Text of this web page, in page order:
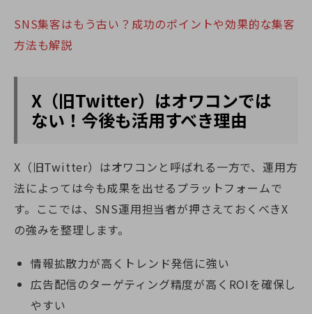
SNS集客はもう古い？成功のポイントや効果的な集客
方法も解説
X（旧Twitter）はオワコンでは
ない！今後も活用すべき理由
X（旧Twitter）はオワコンと呼ばれる一方で、運用方
法によっては今も成果を出せるプラットフォームで
す。ここでは、SNS運用担当者が押さえておくべきX
の強みを整理します。
情報拡散力が高くトレンド発信に強い
広告配信のターゲティング精度が高くROIを確保し
やすい